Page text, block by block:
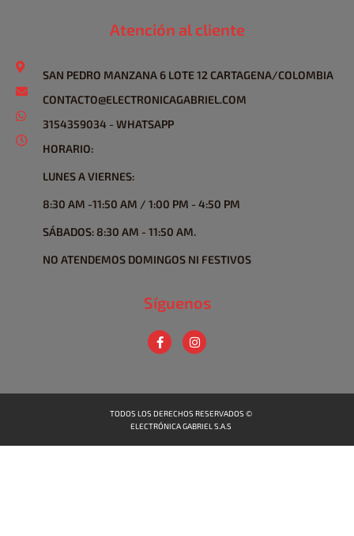
Atención al cliente
SAN PEDRO MANZANA 6 LOTE 12 CARTAGENA/COLOMBIA
CONTACTO@ELECTRONICAGABRIEL.COM
3154359034 - WHATSAPP
HORARIO:
LUNES A VIERNES:
8:30 AM -11:50 AM / 1:00 PM - 4:50 PM
SÁBADOS: 8:30 AM - 11:50 AM.
NO ATENDEMOS DOMINGOS NI FESTIVOS
Síguenos
TODOS LOS DERECHOS RESERVADOS ©
ELECTRÓNICA GABRIEL S.A.S